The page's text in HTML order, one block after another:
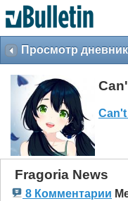
Просмотр
Fragoria News
8 Комментарии